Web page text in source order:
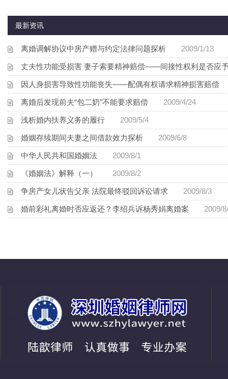
最新资讯
离婚调解协议中房产赠与约定法律问题探析 2009/1/13
丈夫性功能受损害 妻子索要精神赔偿——间接性权利是否应
因人身损害导致性功能丧失——配偶有权请求精神损害赔偿
离婚后发现前夫“包二奶”不能要求赔偿 2009/4/24
浅析婚内扶养义务的履行 2009/5/4
婚姻存续期间夫妻之间借款效力探析 2009/6/8
中华人民共和国婚姻法 2009/8/1
《婚姻法》解释（一） 2009/8/2
争房产女儿状告父亲 法院最终驳回诉讼请求 2009/8/3
婚前彩礼离婚时否应返还？李绍兵诉杨秀娟离婚案 2009/